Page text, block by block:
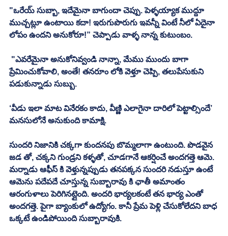
"ఒరేయ్ సుబ్బా, ఇదేమైనా బాగుందా చెప్పు. పెళ్ళయ్యాక ముద్దూ
ముచ్చట్లూ ఉంటాయి కదా! ఇరుగుపొరుగు ఇవన్నీ వింటే నీలో ఏదైనా
లోపం ఉందని అనుకోరూ!” చెప్పాడు వాళ్ళ నాన్న కుటుంబం.
ప్రేమించుకోవాలి, అంతే! తనరూం లోకి వెళ్తూ చెప్పి, తలుపేసుకుని
పడుకున్నాడు సుబ్బు.
‘వీడు ఇలా మాట వినేరకం కాదు, వీణ్ణి ఎలాగైనా దారిలో పెట్టాల్సిందే’
మనసులోనే అనుకుంది కామాక్షి.
సుందరి నిజానికి చక్కగా కుందనపు బొమ్మలాగా ఉంటుంది. పొడవైన
జడ తో, చక్కని గుండ్రని కళ్ళతో, చూడగానే ఆకర్షించే అందగత్తె ఆమె.
మర్నాడు ఆఫీస్ కి వెళ్తున్నప్పుడు తనపక్కన సుందరి నడుస్తూ ఉంటే
ఆమెను పదేపదే చూస్తున్న సుబ్బారావు కి ఛాతీ అమాంతం
ఆరంగుళాలు పెరిగినట్లైంది. అందరి భార్యలకంటే తన భార్య ఎంతో
అందగత్తె. పైగా బ్యాంకులో ఉద్యోగం. కానీ ప్రేమ పెళ్లి చేసుకోలేదని బాధ
ఒక్కటే ఉండిపోయింది సుబ్బారావుకి.